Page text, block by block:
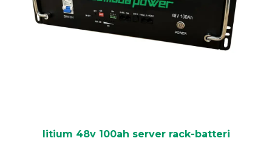
litium 48v 100ah server rack-batteri